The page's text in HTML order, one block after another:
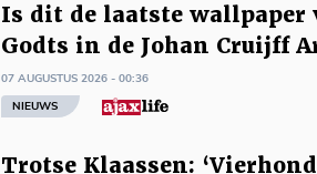
Is dit de laatste wallpaper
Godts in de Johan Cruijff
07 AUGUSTUS 2026 - 00:36
NIEUWS
Trotse Klaassen: